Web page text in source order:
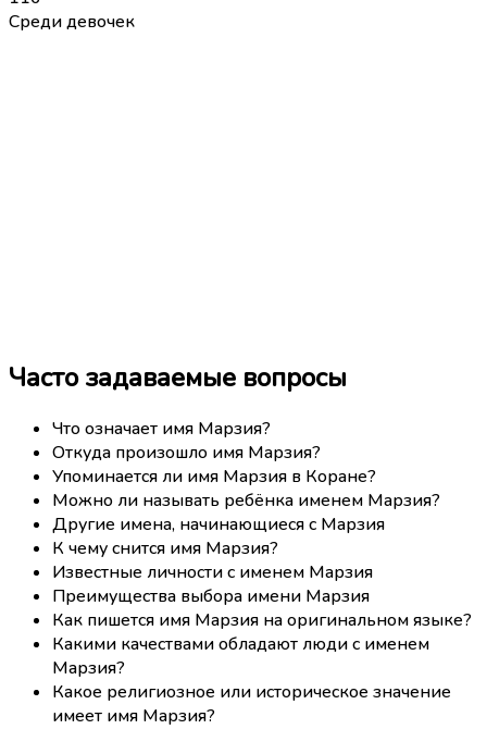
Среди девочек
Часто задаваемые вопросы
Что означает имя Марзия?
Откуда произошло имя Марзия?
Упоминается ли имя Марзия в Коране?
Можно ли называть ребёнка именем Марзия?
Другие имена, начинающиеся с Марзия
К чему снится имя Марзия?
Известные личности с именем Марзия
Преимущества выбора имени Марзия
Как пишется имя Марзия на оригинальном языке?
Какими качествами обладают люди с именем
Марзия?
Какое религиозное или историческое значение
имеет имя Марзия?